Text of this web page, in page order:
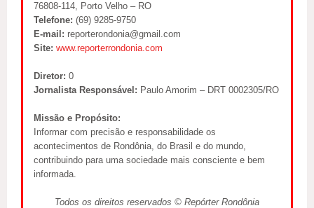
76808-114, Porto Velho – RO
Telefone: (69) 9285-9750
E-mail: reporterondonia@gmail.com
Site: www.reporterrondonia.com
Diretor: 0
Jornalista Responsável: Paulo Amorim – DRT 0002305/RO
Missão e Propósito:
Informar com precisão e responsabilidade os
acontecimentos de Rondônia, do Brasil e do mundo,
contribuindo para uma sociedade mais consciente e bem
informada.
Todos os direitos reservados © Repórter Rondônia